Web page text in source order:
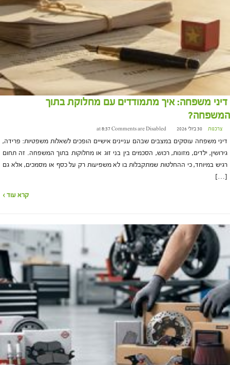
דיני משפחה: איך מתמודדים עם מחלוקת בתוך
המשפחה?
צרכנות 30 ביולי 2026 at 8:37 Comments are Disabled
דיני משפחה עוסקים במצבים שבהם עניינים אישיים הופכים לשאלות משפטיות: פרידה,
גירושין, ילדים, מזונות, רכוש, הסכמים בין בני זוג או מחלוקות בתוך המשפחה. זה תחום
רגיש במיוחד, כי ההחלטות שמתקבלות בו לא משפיעות רק על כסף או מסמכים, אלא גם
[…]
קרא עוד ›